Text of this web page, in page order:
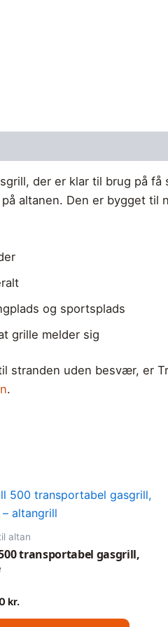
der er klar til brug på
altanen. Den er bygget
og sportsplads
grille melder sig
stranden uden besvær, er
.
altan
transportabel gasgrill,
kr.